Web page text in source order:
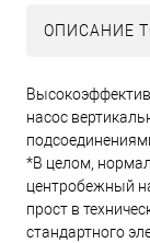
ОПИСАНИЕ
насос
*В целом,
центробежный
прост в
стандартного